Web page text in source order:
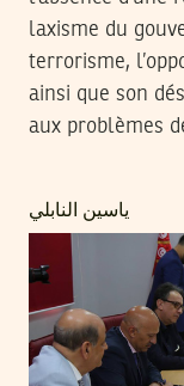
laxisme du
terrorisme,
ainsi que son
aux problèmes
ياسين النابلي